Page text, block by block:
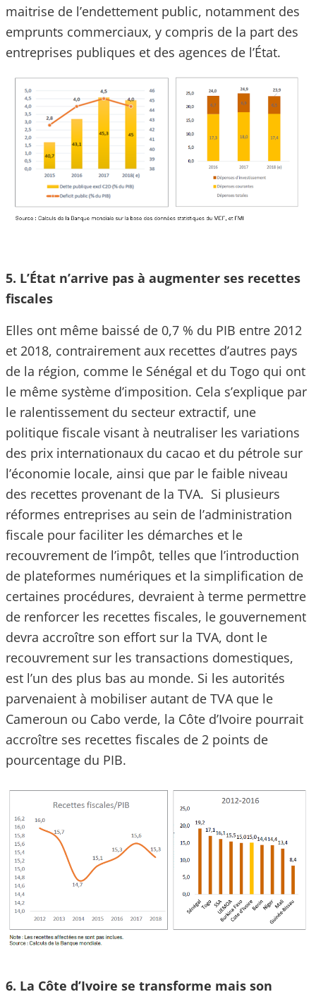
maitrise de l’endettement public, notamment des
emprunts commerciaux, y compris de la part des
entreprises publiques et des agences de l’État.
5. L’État n’arrive pas à augmenter ses recettes
fiscales
Elles ont même baissé de 0,7 % du PIB entre 2012
et 2018, contrairement aux recettes d’autres pays
de la région, comme le Sénégal et du Togo qui ont
le même système d’imposition. Cela s’explique par
le ralentissement du secteur extractif, une
politique fiscale visant à neutraliser les variations
des prix internationaux du cacao et du pétrole sur
l’économie locale, ainsi que par le faible niveau
des recettes provenant de la TVA. Si plusieurs
réformes entreprises au sein de l’administration
fiscale pour faciliter les démarches et le
recouvrement de l’impôt, telles que l’introduction
de plateformes numériques et la simplification de
certaines procédures, devraient à terme permettre
de renforcer les recettes fiscales, le gouvernement
devra accroître son effort sur la TVA, dont le
recouvrement sur les transactions domestiques,
est l’un des plus bas au monde. Si les autorités
parvenaient à mobiliser autant de TVA que le
Cameroun ou Cabo verde, la Côte d’Ivoire pourrait
accroître ses recettes fiscales de 2 points de
pourcentage du PIB.
6. La Côte d’Ivoire se transforme mais son